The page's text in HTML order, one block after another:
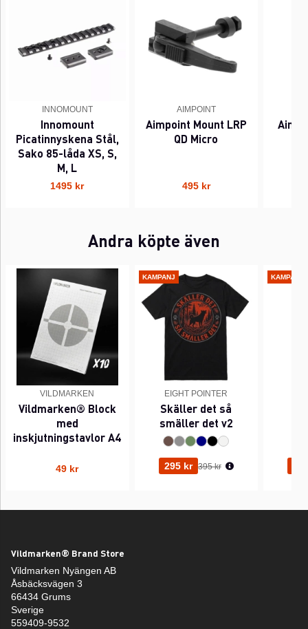
INNOMOUNT
Innomount
Picatinnyskena Stål,
Sako 85-låda XS, S,
M, L
1495 kr
AIMPOINT
Aimpoint Mount LRP
QD Micro
495 kr
Andra köpte även
VILDMARKEN
Vildmarken® Block
med
inskjutningstavlor A4
49 kr
KAMPANJ
EIGHT POINTER
Skäller det så
smäller det v2
295 kr Ordinarie pris:
395 kr
KAMPANJ
Vildmarken® Brand Store
Vildmarken Nyängen AB
Åsbäcksvägen 3
66434 Grums
Sverige
559409-9532